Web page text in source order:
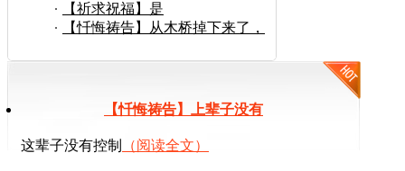
【祈求祝福】是
【忏悔祷告】从木桥掉下来了，
【忏悔祷告】上辈子没有
这辈子没有控制 （阅读全文）